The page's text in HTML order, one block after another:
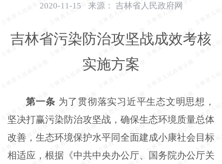
2020-11-15 来源： 吉林省人民政府网
吉林省污染防治攻坚战成效考核
实施方案
第一条 为了贯彻落实习近平生态文明思想，
坚决打赢污染防治攻坚战，确保生态环境质量总体
改善，生态环境保护水平同全面建成小康社会目标
相适应，根据《中共中央办公厅、国务院办公厅关